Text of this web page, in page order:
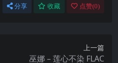
分享 收藏 点赞(0)
上一篇
巫娜 – 莲心不染 FLAC